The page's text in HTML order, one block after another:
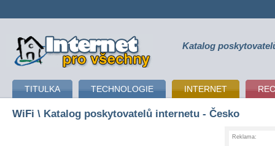
připojení k internetu Katalog
TITULKA TECHNOLOGIE INTERNET
WiFi \ Katalog poskytovatelů internetu - Česko
Reklama: